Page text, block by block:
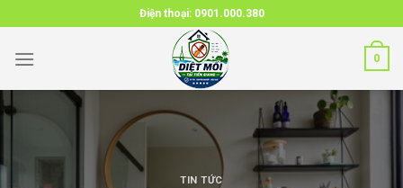
to
content
Điện thoại: 0901.000.380
0
TIN TỨC